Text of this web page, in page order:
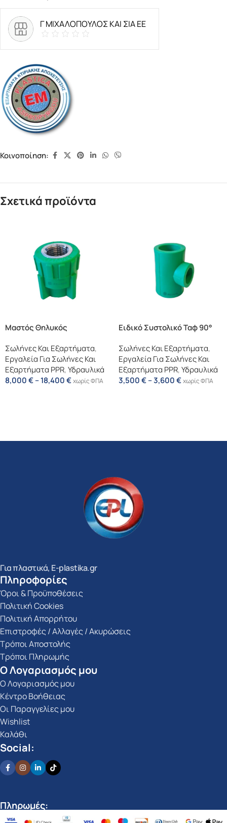
Γ ΜΙΧΑΛΟΠΟΥΛΟΣ ΚΑΙ ΣΙΑ ΕΕ
Κοινοποίηση:
Σχετικά προϊόντα
Μαστός Θηλυκός
Σωλήνες Και Εξαρτήματα,
Εργαλεία Για Σωλήνες Και
Εξαρτήματα PPR,Υδραυλικά
8,000€–18,400€χωρίς ΦΠΑ
Ειδικό Συστολικό Ταφ 90°
Σωλήνες Και Εξαρτήματα,
Εργαλεία Για Σωλήνες Και
Εξαρτήματα PPR,Υδραυλικά
3,500€–3,600€χωρίς ΦΠΑ
Για πλαστικά, E-plastika.gr
Πληροφορίες
Όροι & Προϋποθέσεις
Πολιτική Cookies
Πολιτική Απορρήτου
Επιστροφές / Αλλαγές / Ακυρώσεις
Τρόποι Αποστολής
Τρόποι Πληρωμής
Ο Λογαριασμός μου
Ο Λογαριασμός μου
Κέντρο Βοήθειας
Οι Παραγγελίες μου
Wishlist
Καλάθι
Social:
Πληρωμές: